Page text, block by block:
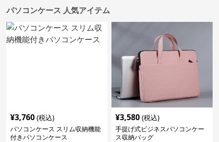
パソコンケース 人気アイテム
¥3,760 (税込)
パソコンケース スリム収納機能
付きパソコンケース
¥3,580 (税込)
手提げ式ビジネスパソコンケー
ス収納バッグ